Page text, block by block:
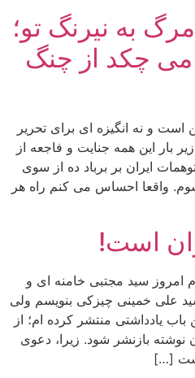
مرگ به نیرنگ تو؛
می چکد از چنگ
است و نه انگیزه ای برای تحریر
بار این همه جنایت و فاجعه از
ایران بر برباد ده از سوی
واقعا احساس می کنم راه هر
است!
امروز سید مجتبی خامنه ای و
علی خمینی چیزکی بنویسم ولی
یادداشتی منتشر کرده ام؛ از
بازنشر شود. زیرا، دعوی
[…]